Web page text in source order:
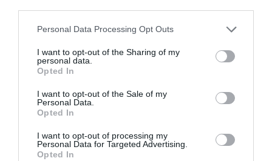
Please note that this website/app uses one or more Google
not limited to your visit or usage behaviour. You may click to
grant or deny consent to Google and its third-party tags to
use your data for below specified purposes in below Google
consent section.
Personal Data Processing Opt Outs
I want to opt-out of the Sharing of my
personal data.
Opted In
I want to opt-out of the Sale of my
Personal Data.
Opted In
I want to opt-out of processing my
Personal Data for Targeted Advertising.
Opted In
Tanácsok
Eszközök
Énmárka